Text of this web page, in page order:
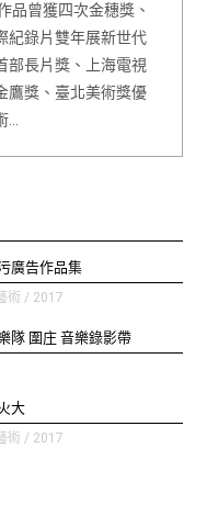
品曾獲四次金穗獎、
紀錄片雙年展新世代
部長片獎、上海電視
鷹獎、臺北美術獎優
…
廣告作品集
術 / 2017
隊 圍庄 音樂錄影帶
大
術 / 2017